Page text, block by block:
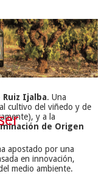
Ruiz Ijalba. Una
cultivo del viñedo y de
y a la
de Origen
apostado por una
en innovación,
medio ambiente.